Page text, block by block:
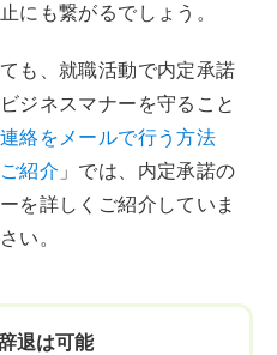
にも繋がるでしょう。
も、就職活動で内定承諾
ジネスマナーを守ること
絡をメールで行う方法
紹介 」では、内定承諾の
を詳しくご紹介していま
い。
退は可能